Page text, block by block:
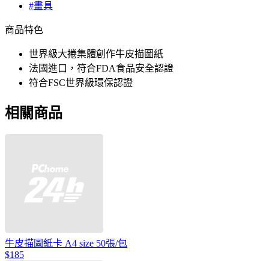
#畫具
商品特色
世界級大捲集體創作牛皮描圖紙
法國進口，符合FDA食品安全認證
符合FSC世界級環保認證
相關商品
牛皮描圖紙卡 A4 size 50張/包
$185